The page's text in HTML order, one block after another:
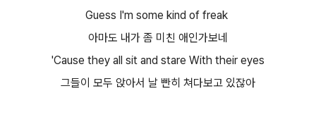
Guess I'm some kind of freak
아마도 내가 좀 미친 애인가보네
'Cause they all sit and stare With their eyes
그들이 모두 앉아서 날 빤히 쳐다보고 있잖아